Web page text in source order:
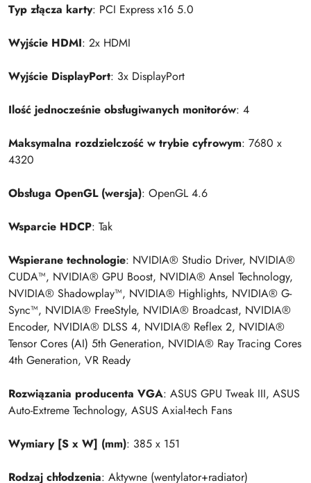
Typ złącza karty: PCI Express x16 5.0
Wyjście HDMI: 2x HDMI
Wyjście DisplayPort: 3x DisplayPort
Ilość jednocześnie obsługiwanych monitorów: 4
Maksymalna rozdzielczość w trybie cyfrowym: 7680 x
4320
Obsługa OpenGL (wersja): OpenGL 4.6
Wsparcie HDCP: Tak
Wspierane technologie: NVIDIA® Studio Driver, NVIDIA®
CUDA™, NVIDIA® GPU Boost, NVIDIA® Ansel Technology,
NVIDIA® Shadowplay™, NVIDIA® Highlights, NVIDIA® G-
Sync™, NVIDIA® FreeStyle, NVIDIA® Broadcast, NVIDIA®
Encoder, NVIDIA® DLSS 4, NVIDIA® Reflex 2, NVIDIA®
Tensor Cores (AI) 5th Generation, NVIDIA® Ray Tracing Cores
4th Generation, VR Ready
Rozwiązania producenta VGA: ASUS GPU Tweak III, ASUS
Auto-Extreme Technology, ASUS Axial-tech Fans
Wymiary [S x W] (mm): 385 x 151
Rodzaj chłodzenia: Aktywne (wentylator+radiator)